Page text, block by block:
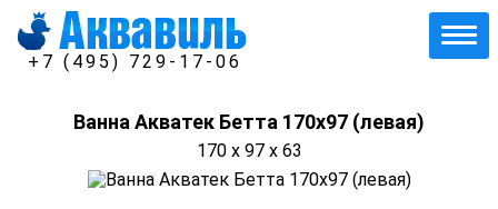
+7 (495) 729-17-06
Ванна Акватек Бетта 170х97 (левая)
170 x 97 x 63